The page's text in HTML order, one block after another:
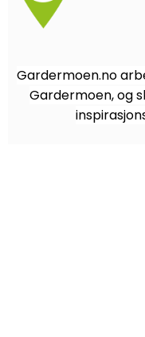
Gardermoen.no
Gardermoen, og